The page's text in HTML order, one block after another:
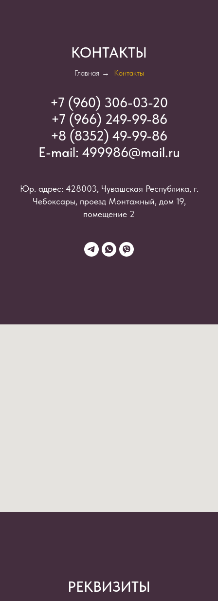
КОНТАКТЫ
Главная → Контакты
+7 (960) 306-03-20
+7 (966) 249-99-86
+8 (8352) 49-99-86
E-mail: 499986@mail.ru
Юр. адрес: 428003, Чувашская Республика, г.
Чебоксары, проезд Монтажный, дом 19,
помещение 2
РЕКВИЗИТЫ